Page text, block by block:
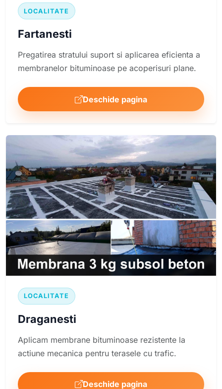
LOCALITATE
Fartanesti
Pregatirea stratului suport si aplicarea eficienta a
membranelor bituminoase pe acoperisuri plane.
Deschide pagina
LOCALITATE
Draganesti
Aplicam membrane bituminoase rezistente la
actiune mecanica pentru terasele cu trafic.
Deschide pagina